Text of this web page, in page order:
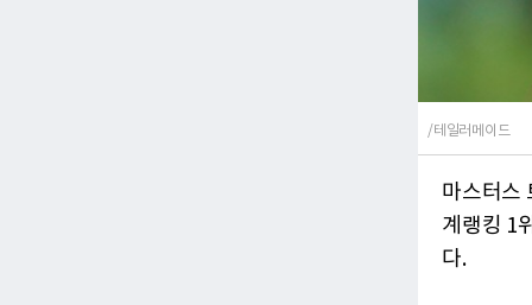
/테일러메이드
마스터스
계랭킹 1
다.